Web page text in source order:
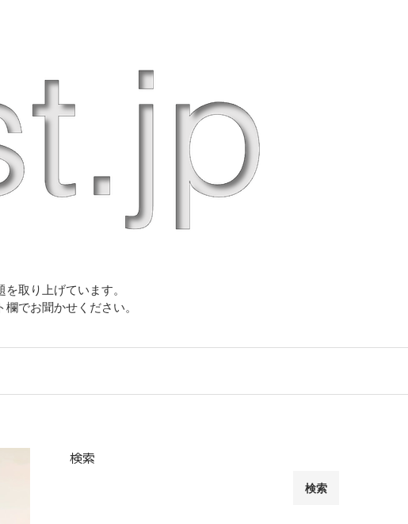
取り上げています。
でお聞かせください。
検索
検索